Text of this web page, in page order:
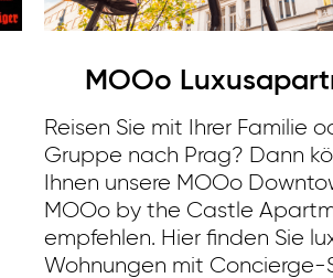
MOOo
Reisen Sie mit Ihrer Familie
Gruppe nach Prag? Dann
Ihnen unsere MOOo
MOOo by the Castle
empfehlen. Hier finden Sie
Wohnungen mit Concierge-